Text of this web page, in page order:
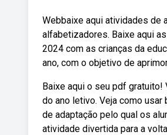
Webbaixe aqui atividades de
alfabetizadores. Baixe aqui
2024 com as crianças da
ano, com o objetivo de
Baixe aqui o seu pdf
do ano letivo. Veja como
de adaptação pelo qual os
atividade divertida para a